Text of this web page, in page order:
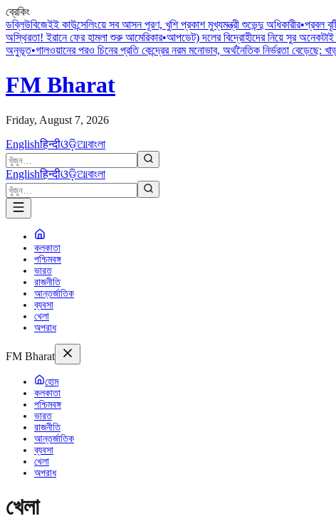
ব্রেকিং
ডব্লিউবিজেইই কাউন্সেলিংয়ে সব আসন পূরণ, খুশি প্রকাশ মুখ্যমন্ত্রী শুভেন্দু অধিকারীর•প্রবল
অস্থিরতা! ইরানে ফের হামলা শুরু আমেরিকার•আপডেট) দলের বিদ্রোহীদের নিয়ে সুর
অনুভূত•গালওয়ানের পরও চিনের প্রতি কেন্দ্রের নরম মনোভাব, অর্থনৈতিক নির্ভরতা বেড়েছে:
FM Bharat
Friday, August 7, 2026
Englishहिन्दीଓଡ଼ିଆবাংলা
Englishहिन्दीଓଡ଼ିଆবাংলা
কলকাতা
পশ্চিমবঙ্গ
ভারত
রাজনীতি
আন্তর্জাতিক
ব্যবসা
খেলা
অপরাধ
FM Bharat
হোম
কলকাতা
পশ্চিমবঙ্গ
ভারত
রাজনীতি
আন্তর্জাতিক
ব্যবসা
খেলা
অপরাধ
খেলা